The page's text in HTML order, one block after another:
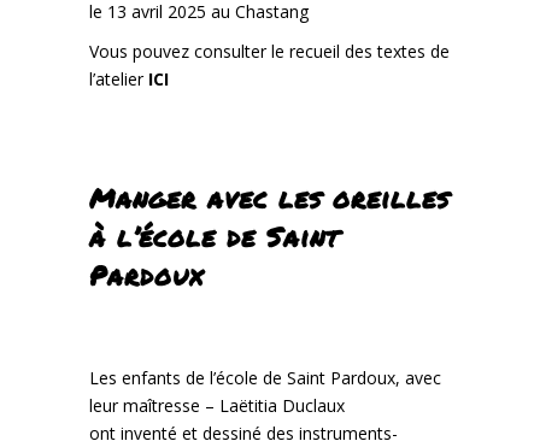
le 13 avril 2025 au Chastang
Vous pouvez consulter le recueil des textes de
l’atelierICI
Manger avec les oreilles
à l’école de Saint
Pardoux
Les enfants de l’école de Saint Pardoux, avec
leur maîtresse – Laëtitia Duclaux
ont inventé et dessiné des instruments-